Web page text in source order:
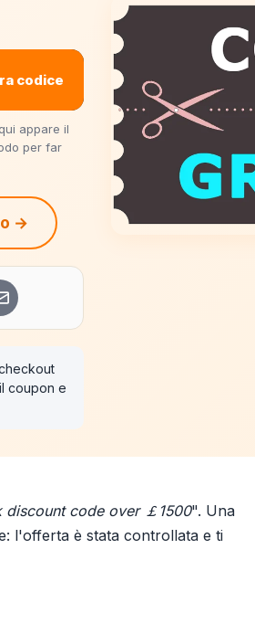
codice
appare il
per far
→
coupon e
discount code over ￡1500". Una
l'offerta è stata controllata e ti